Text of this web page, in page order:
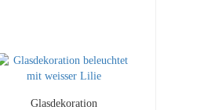
Glasdekoration